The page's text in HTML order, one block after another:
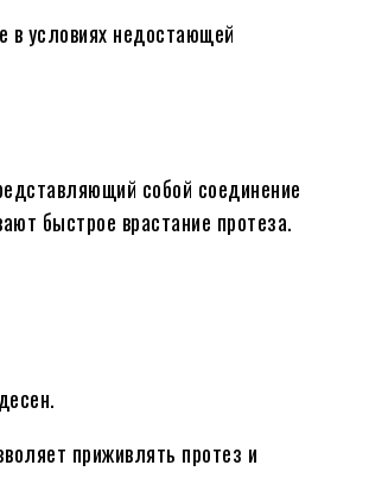
в условиях недостающей
собой соединение
быстрое врастание протеза.
приживлять протез и